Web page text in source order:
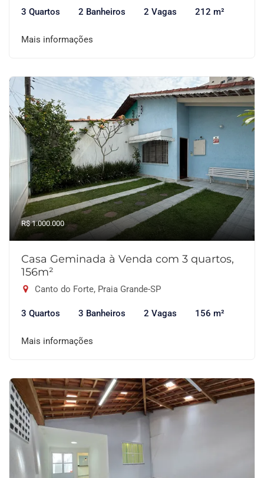
3 Quartos 2 Banheiros 2 Vagas 212 m²
Mais informações
R$ 1.000.000
Casa Geminada à Venda com 3 quartos,
156m²
Canto do Forte, Praia Grande-SP
3 Quartos 3 Banheiros 2 Vagas 156 m²
Mais informações